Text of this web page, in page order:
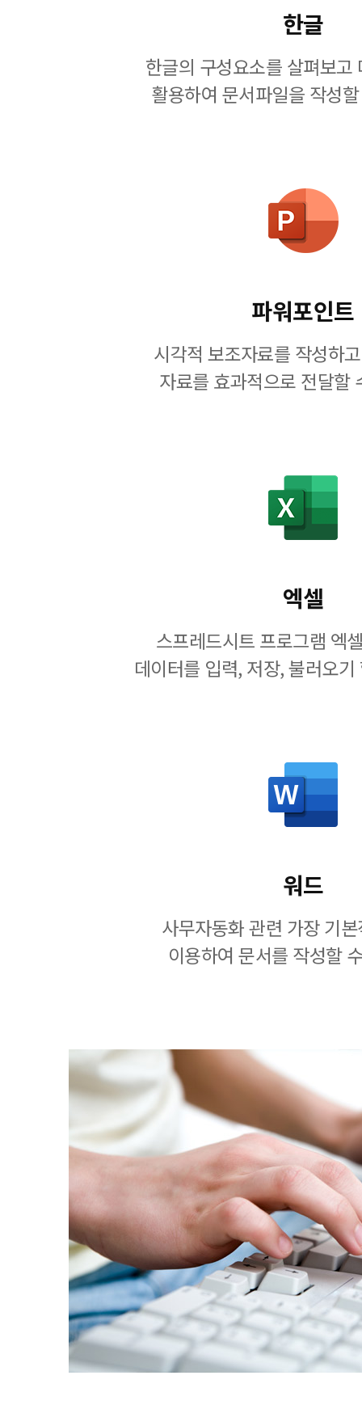
한글
한글의 구성요소를 살펴보고
활용하여 문서파일을 작성
파워포인트
시각적 보조자료를 작성하
자료를 효과적으로 전달할
엑셀
스프레드시트 프로그램 엑
데이터를 입력, 저장, 불러오
워드
사무자동화 관련 가장 기
이용하여 문서를 작성할